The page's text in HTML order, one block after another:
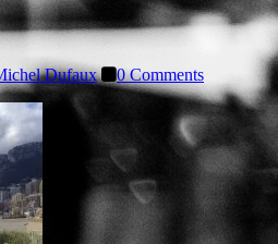
Dufaux 0 Comments